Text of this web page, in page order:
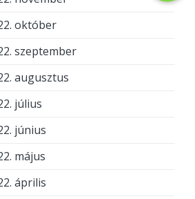
október
szeptember
augusztus
július
június
május
április